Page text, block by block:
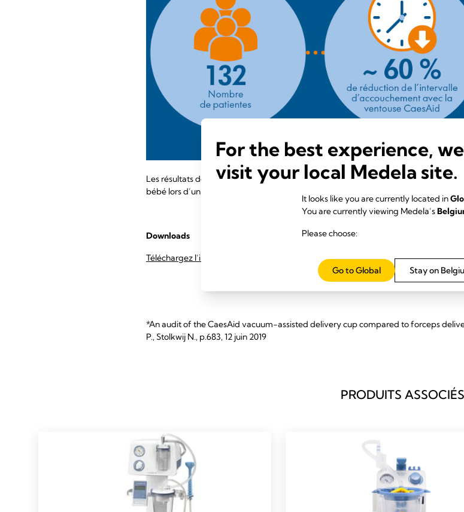
Les résultats de cette étude suggèrent que laventouse CaesAid est une
bébé lors d’un accouchement par césarienne.
Downloads
Téléchargez l’infographie au format (pdf)
*An audit of the CaesAid vacuum-assisted delivery cup compared to forceps
P., Stolkwij N., p.683, 12 juin 2019
PRODUITS ASSOCIÉS
For the best experience,
visit your local Medela site.
It looks like you are currently located in
You are currently viewing Medela’s
Please choose:
Stay on
Go to Global